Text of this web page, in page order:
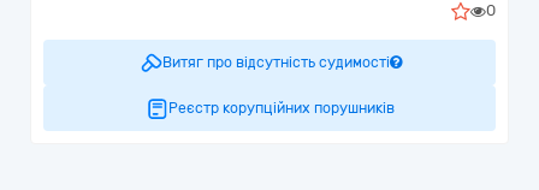
0
Витяг про відсутність судимості
Реєстр корупційних порушників